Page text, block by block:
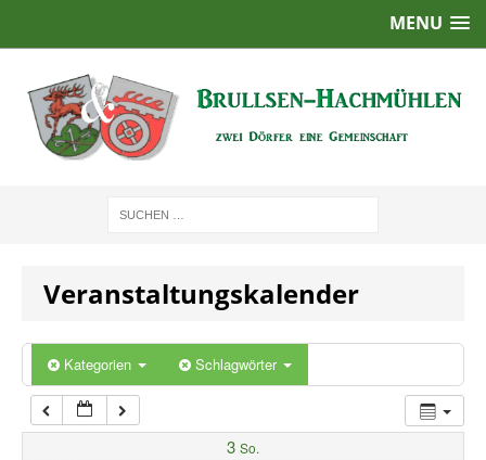
MENU
Veranstaltungskalender
Kategorien Schlagwörter
3 So.
2:00
5:00
7:00